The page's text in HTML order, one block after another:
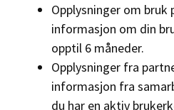
Opplysninger om bruk
informasjon om din
opptil 6 måneder.
Opplysninger fra
informasjon fra
du har en aktiv